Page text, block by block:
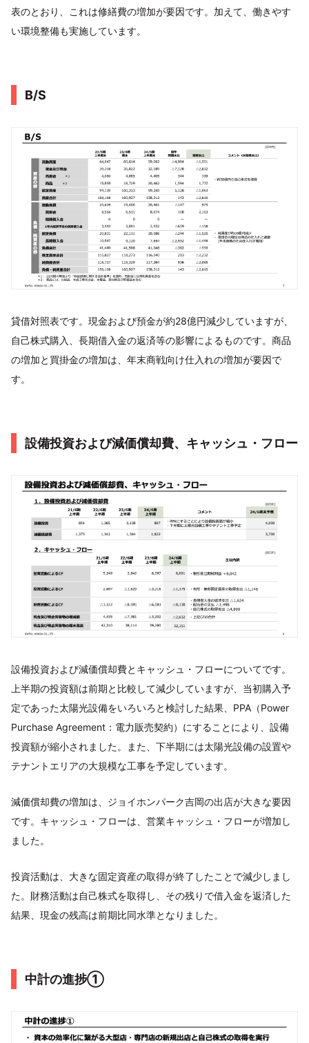
表のとおり、これは修繕費の増加が要因です。加えて、働きやす
い環境整備も実施しています。
B/S
貸借対照表です。現金および預金が約28億円減少していますが、
自己株式購入、長期借入金の返済等の影響によるものです。商品
の増加と買掛金の増加は、年末商戦向け仕入れの増加が要因で
す。
設備投資および減価償却費、キャッシュ・フロー
設備投資および減価償却費とキャッシュ・フローについてです。
上半期の投資額は前期と比較して減少していますが、当初購入予
定であった太陽光設備をいろいろと検討した結果、PPA（Power
Purchase Agreement：電力販売契約）にすることにより、設備
投資額が縮小されました。また、下半期には太陽光設備の設置や
テナントエリアの大規模な工事を予定しています。
減価償却費の増加は、ジョイホンパーク吉岡の出店が大きな要因
です。キャッシュ・フローは、営業キャッシュ・フローが増加し
ました。
投資活動は、大きな固定資産の取得が終了したことで減少しまし
た。財務活動は自己株式を取得し、その残りで借入金を返済した
結果、現金の残高は前期比同水準となりました。
中計の進捗①